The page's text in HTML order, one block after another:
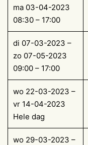
ma 03-04-2023
08:30 – 17:00
di 07-03-2023 –
zo 07-05-2023
09:00 – 17:00
wo 22-03-2023 –
vr 14-04-2023
Hele dag
wo 29-03-2023 –